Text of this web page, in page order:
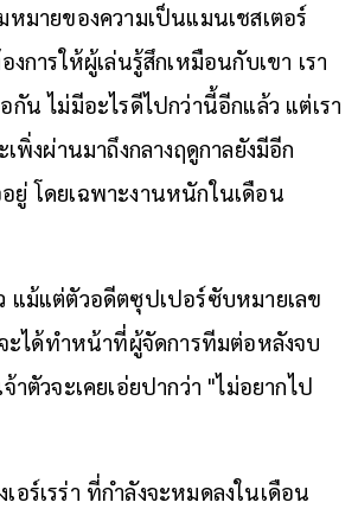
หมายของความเป็นแมนเชสเตอร์
งการให้ผู้เล่นรู้สึกเหมือนกับเขา เรา
น ไม่มีอะไรดีไปกว่านี้อีกแล้ว แต่เรา
เพิ่งผ่านมาถึงกลางฤดูกาลยังมีอีก
ยู่ โดยเฉพาะงานหนักในเดือน
แม้แต่ตัวอดีตซุปเปอร์ซับหมายเลข
จะได้ทำหน้าที่ผู้จัดการทีมต่อหลังจบ
าตัวจะเคยเอ่ยปากว่า "ไม่อยากไป
ร์เรร่า ที่กำลังจะหมดลงในเดือน